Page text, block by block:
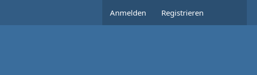
Anmelden Registrieren